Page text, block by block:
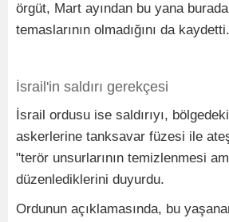
örgüt, Mart ayından bu yana
temaslarının olmadığını da kaydetti.
İsrail'in saldırı gerekçesi
İsrail ordusu ise saldırıyı, bölgedeki
askerlerine tanksavar füzesi ile
"terör unsurlarının temizlenmesi
düzenlediklerini duyurdu.
Ordunun açıklamasında, bu